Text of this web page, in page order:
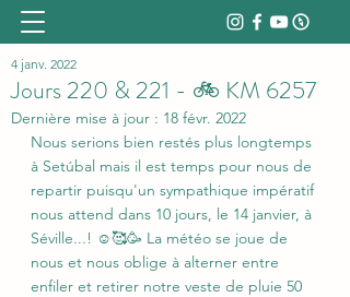
Jours 220 & 221 - 🚲 KM 6257
4 janv. 2022
Dernière mise à jour : 18 févr. 2022
Nous serions bien restés plus longtemps
à Setúbal mais il est temps pour nous de
repartir puisqu'un sympathique impératif
nous attend dans 10 jours, le 14 janvier, à
Séville...! ☺️🥰🥳 La météo se joue de
nous et nous oblige à alterner entre
enfiler et retirer notre veste de pluie 50